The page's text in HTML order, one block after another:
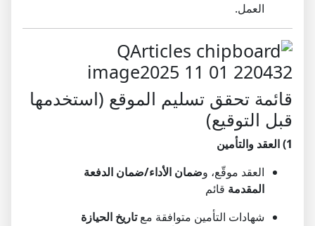
العمل.
قائمة تحقق تسليم الموقع (استخدمها
قبل التوقيع)
1) العقد والتأمين
العقد موقّع، وضمان الأداء/ضمان الدفعة
المقدمة قائم
شهادات التأمين متوافقة معتاريخ الحيازة